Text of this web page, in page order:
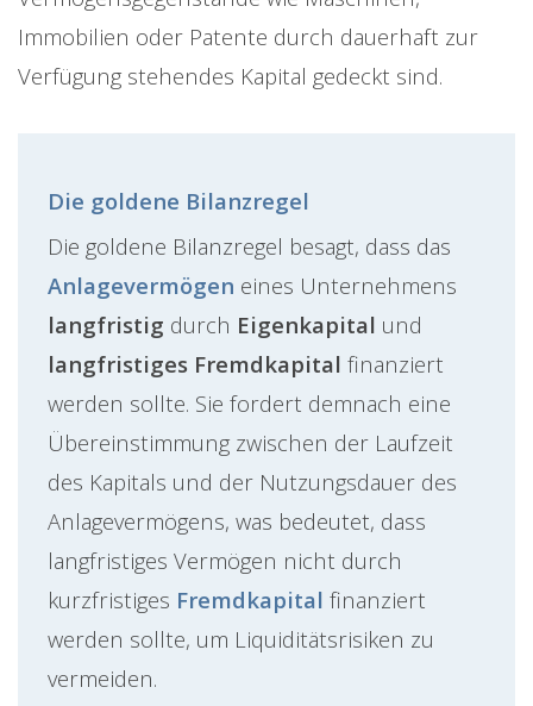
Immobilien oder Patente durch dauerhaft zur
Verfügung stehendes Kapital gedeckt sind.
Die goldene Bilanzregel
Die goldene Bilanzregel besagt, dass das
Anlagevermögen eines Unternehmens
langfristig durch Eigenkapital und
langfristiges Fremdkapital finanziert
werden sollte. Sie fordert demnach eine
Übereinstimmung zwischen der Laufzeit
des Kapitals und der Nutzungsdauer des
Anlagevermögens, was bedeutet, dass
langfristiges Vermögen nicht durch
kurzfristiges Fremdkapital finanziert
werden sollte, um Liquiditätsrisiken zu
vermeiden.